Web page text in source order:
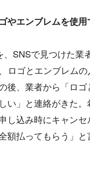
やエンブレムを使用
SNSで見つけた
ロゴとエンブレム
後、業者から「ロ
い」と連絡がきた
し込み時にキャン
額払ってもらう」と